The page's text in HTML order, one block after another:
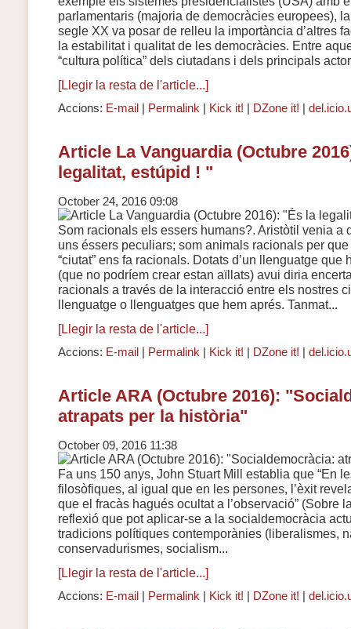
parlamentaris (majoria de democràcies europees),
segle XX va posar de relleu la importància d’altres
la estabilitat i qualitat de les democràcies. Entre
“cultura política” dels ciutadans i dels principals
[Llegir la resta de l'article...]
Accions: E-mail Permalink Kick it! DZone it!
Article La Vanguardia (Octubre
legalitat, estúpid ! "
October 24, 2016 09:08
Som racionals els essers humans?. Aristòtil venia a
uns éssers peculiars; som animals racionals per
“ciutat” ens fa racionals. Dotats d’un llenguatge que
(que no podríem crear estan aïllats) avui diria
racionals a través de la interacció entre els nostres
llenguatge o llenguatges que hem aprés. Tanmat...
[Llegir la resta de l'article...]
Accions: E-mail Permalink Kick it! DZone it!
Article ARA (Octubre 2016):
atrapats per la història"
October 09, 2016 11:38
Fa uns 150 anys, John Stuart Mill establia que “En
filosòfiques, al igual que en les persones, l’èxit
que el fracàs hagués ocultat a l’observació” (Sobre
reflexió que pot aplicar-se a la socialdemocràcia
tradicions polítiques contemporànies (liberalismes,
conservadurismes, socialism...
[Llegir la resta de l'article...]
Accions: E-mail Permalink Kick it! DZone it!